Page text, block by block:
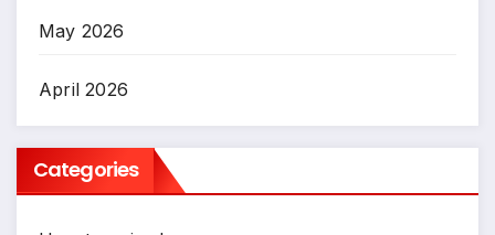
May 2026
April 2026
Categories